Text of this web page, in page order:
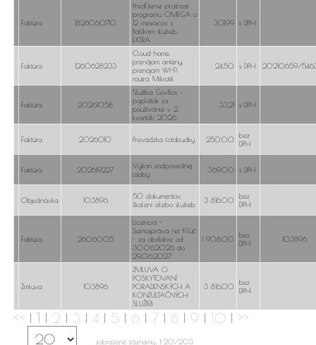
Faktúra 1826060710
Predĺženie platnosti
programu OMEGA o
12 mesiacov s
Balíkom služieb
EXTRA
301,99 s DPH
Faktúra 1260628233
Cloud home,
prenájom antény,
prenájom WI-FI
routra Mikrotik
24,50 s DPH 20210659/
Faktúra 20261058
Služba GovBox –
poplatok za
používanie v 2.
kvartáli 2026
33,21 s DPH
Faktúra 2026010 Prevádzka fotobudky 250,00
bez
DPH
Faktúra 202619227
Výkon zodpovednej
osoby
369,00 s DPH
Objednávka 103896
50 dokumentov,
školení alebo služieb
3 816.00
bez
DPH
Faktúra 2606005
Licencia -
Samospráva na Kľúč
- za obdobie od
30.06.2026 do
29.06.2027
1 908.00
bez
DPH
103896
Zmluva 103896
ZMLUVA O
POSKYTOVANÍ
PORADENSKÝCH A
KONZULTAČNÝCH
SLUŽIEB
3 816,00
bez
DPH
<< | 1 | 2 | 3 | 4 | 5| 6 | 7 | 8 | 9 | 10| >>
zobrazené záznamy: 1-20/203